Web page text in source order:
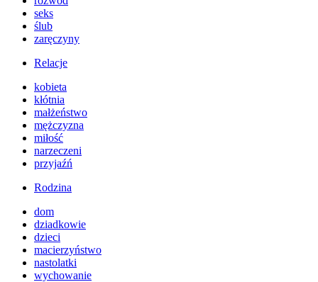
seks
ślub
zaręczyny
Relacje
kobieta
kłótnia
małżeństwo
mężczyzna
miłość
narzeczeni
przyjaźń
Rodzina
dom
dziadkowie
dzieci
macierzyństwo
nastolatki
wychowanie